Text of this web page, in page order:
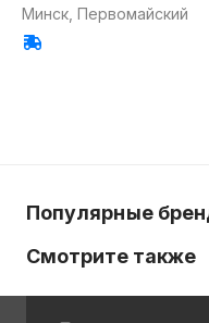
Минск, Первомайский
Популярные
Смотрите также